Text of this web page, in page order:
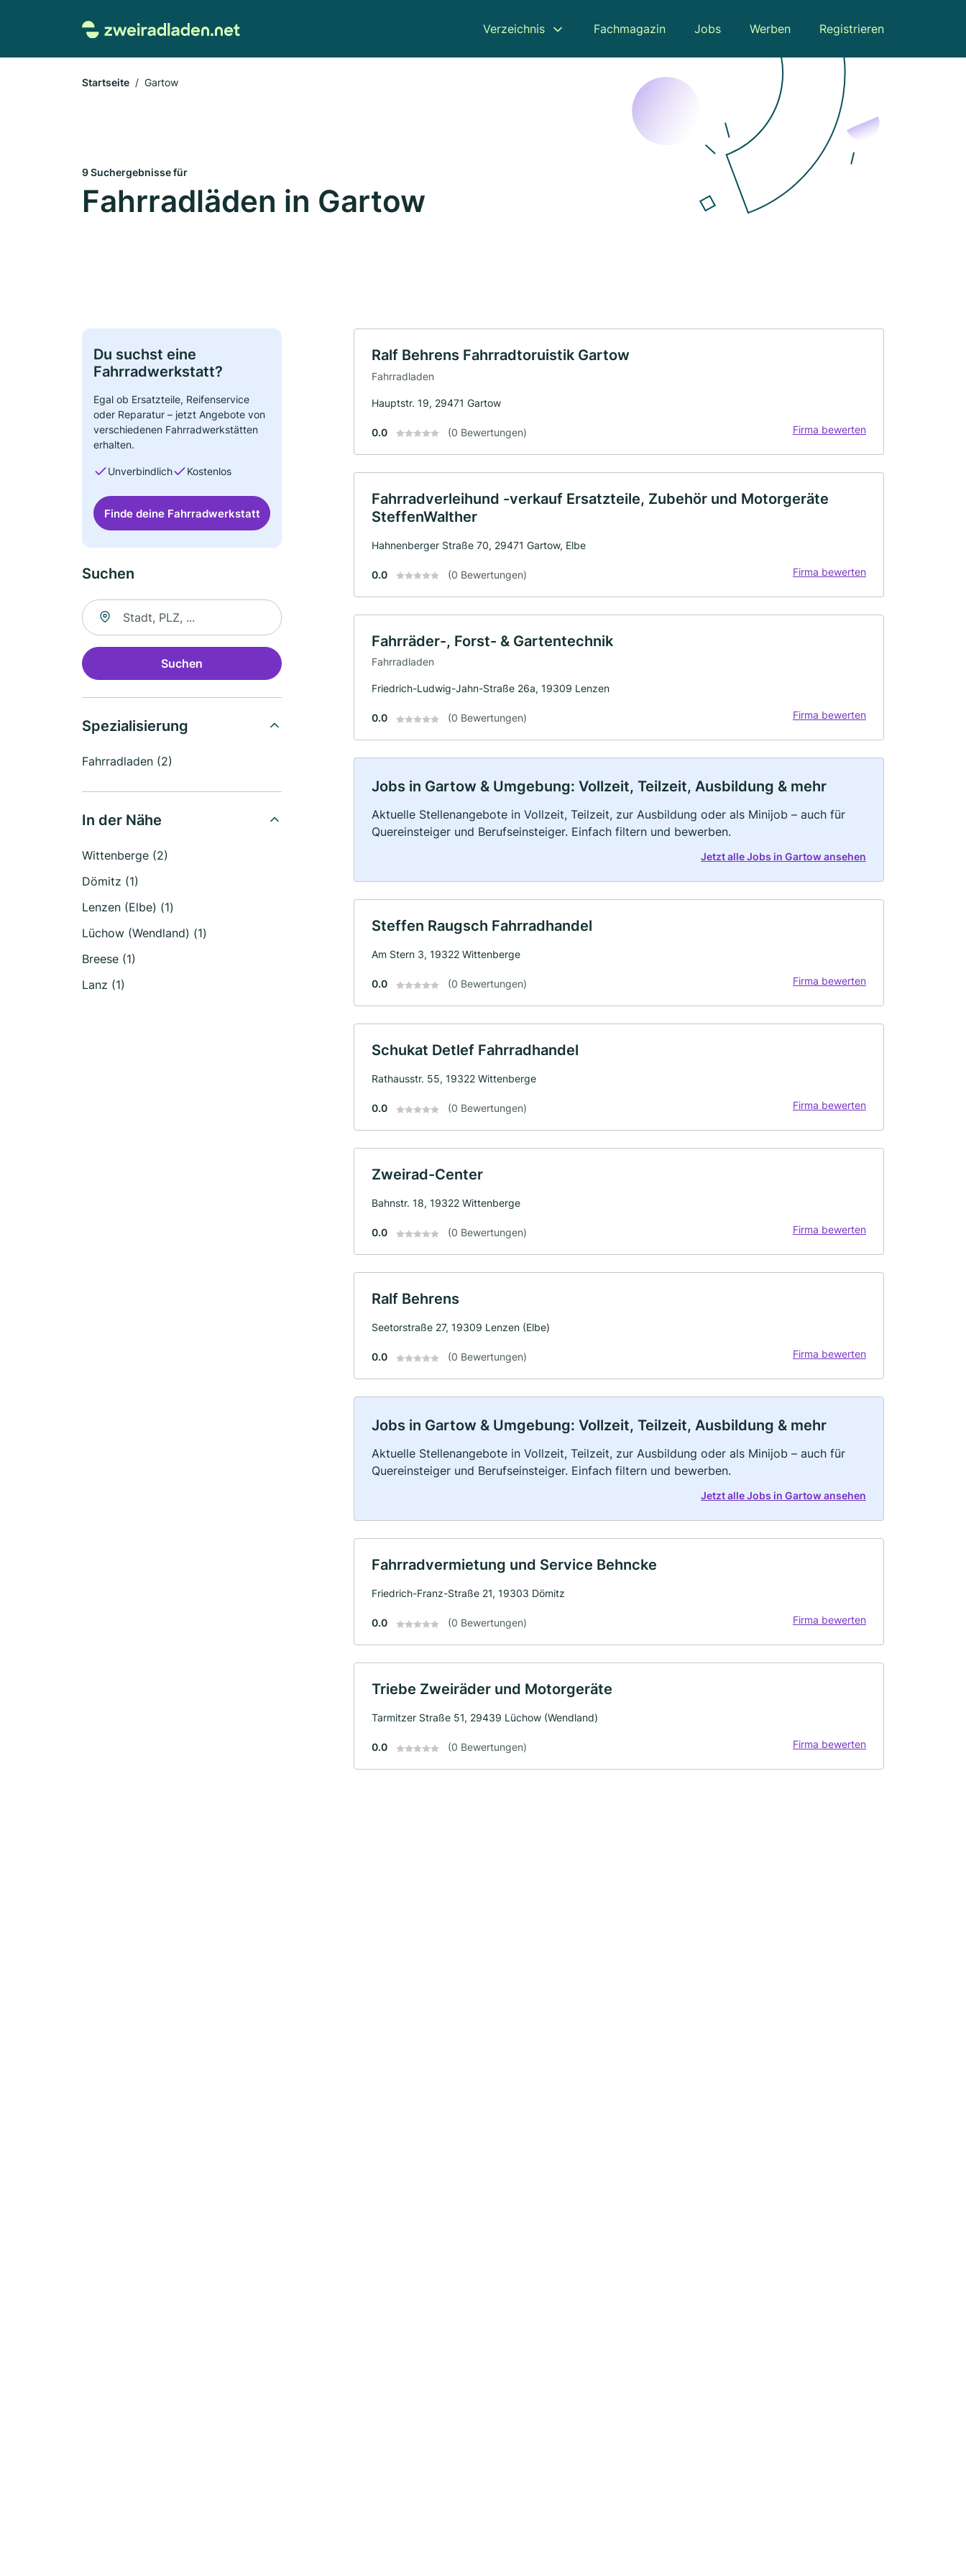
Verzeichnis Fachmagazin Jobs Werben Registrieren
Startseite Gartow
9 Suchergebnisse für
Fahrradläden in Gartow
Du suchst eine
Fahrradwerkstatt?
Egal ob Ersatzteile, Reifenservice
oder Reparatur – jetzt Angebote von
verschiedenen Fahrradwerkstätten
erhalten.
Unverbindlich Kostenlos
Finde deine Fahrradwerkstatt
Suchen
Suche nach Ort
Suchen
Spezialisierung
Fahrradladen (2)
In der Nähe
Wittenberge (2)
Dömitz (1)
Lenzen (Elbe) (1)
Lüchow (Wendland) (1)
Breese (1)
Lanz (1)
Ralf Behrens Fahrradtoruistik Gartow
Fahrradladen
Hauptstr. 19, 29471 Gartow
0.0 (0 Bewertungen) Firma bewerten
Fahrradverleihund -verkauf Ersatzteile, Zubehör und Motorgeräte
SteffenWalther
Hahnenberger Straße 70, 29471 Gartow, Elbe
0.0 (0 Bewertungen) Firma bewerten
Fahrräder-, Forst- & Gartentechnik
Fahrradladen
Friedrich-Ludwig-Jahn-Straße 26a, 19309 Lenzen
0.0 (0 Bewertungen) Firma bewerten
Jobs in Gartow & Umgebung: Vollzeit, Teilzeit, Ausbildung & mehr
Aktuelle Stellenangebote in Vollzeit, Teilzeit, zur Ausbildung oder als Minijob – auch für
Quereinsteiger und Berufseinsteiger. Einfach filtern und bewerben.
Jetzt alle Jobs in Gartow ansehen
Steffen Raugsch Fahrradhandel
Am Stern 3, 19322 Wittenberge
0.0 (0 Bewertungen) Firma bewerten
Schukat Detlef Fahrradhandel
Rathausstr. 55, 19322 Wittenberge
0.0 (0 Bewertungen) Firma bewerten
Zweirad-Center
Bahnstr. 18, 19322 Wittenberge
0.0 (0 Bewertungen) Firma bewerten
Ralf Behrens
Seetorstraße 27, 19309 Lenzen (Elbe)
0.0 (0 Bewertungen) Firma bewerten
Jobs in Gartow & Umgebung: Vollzeit, Teilzeit, Ausbildung & mehr
Aktuelle Stellenangebote in Vollzeit, Teilzeit, zur Ausbildung oder als Minijob – auch für
Quereinsteiger und Berufseinsteiger. Einfach filtern und bewerben.
Jetzt alle Jobs in Gartow ansehen
Fahrradvermietung und Service Behncke
Friedrich-Franz-Straße 21, 19303 Dömitz
0.0 (0 Bewertungen) Firma bewerten
Triebe Zweiräder und Motorgeräte
Tarmitzer Straße 51, 29439 Lüchow (Wendland)
0.0 (0 Bewertungen) Firma bewerten